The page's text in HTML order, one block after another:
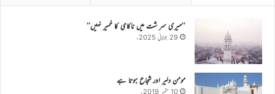
’’میری سر شت میں ناکامی کا خمیر نہیں‘‘
29 جولائی 2025ء
مومن دلیر اور شجاع ہوتا ہے
10 ستمبر 2019ء